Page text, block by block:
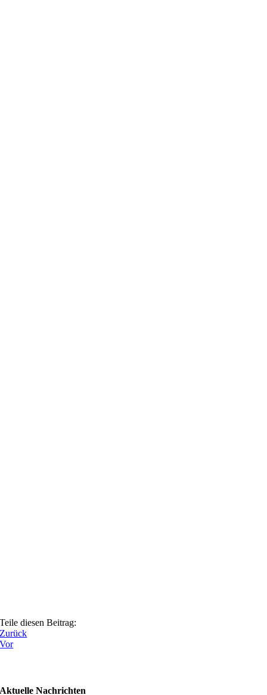
Teile diesen Beitrag:
Zurück
Vor
Aktuelle Nachrichten